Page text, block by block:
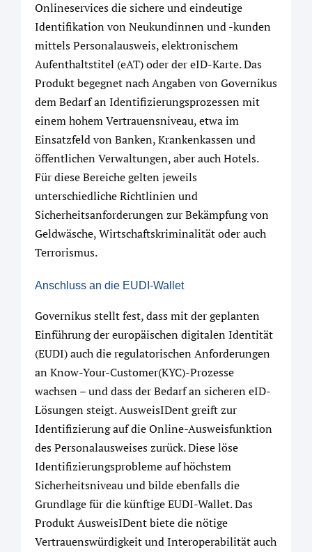
Onlineservices die sichere und eindeutige
Identifikation von Neukundinnen und -kunden
mittels Personalausweis, elektronischem
Aufenthaltstitel (eAT) oder der eID-Karte. Das
Produkt begegnet nach Angaben von Governikus
dem Bedarf an Identifizierungsprozessen mit
einem hohem Vertrauensniveau, etwa im
Einsatzfeld von Banken, Krankenkassen und
öffentlichen Verwaltungen, aber auch Hotels.
Für diese Bereiche gelten jeweils
unterschiedliche Richtlinien und
Sicherheitsanforderungen zur Bekämpfung von
Geldwäsche, Wirtschaftskriminalität oder auch
Terrorismus.
Anschluss an die EUDI-Wallet
Governikus stellt fest, dass mit der geplanten
Einführung der europäischen digitalen Identität
(EUDI) auch die regulatorischen Anforderungen
an Know-Your-Customer(KYC)-Prozesse
wachsen – und dass der Bedarf an sicheren eID-
Lösungen steigt. AusweisIDent greift zur
Identifizierung auf die Online-Ausweisfunktion
des Personalausweises zurück. Diese löse
Identifizierungsprobleme auf höchstem
Sicherheitsniveau und bilde ebenfalls die
Grundlage für die künftige EUDI-Wallet. Das
Produkt AusweisIDent biete die nötige
Vertrauenswürdigkeit und Interoperabilität auch